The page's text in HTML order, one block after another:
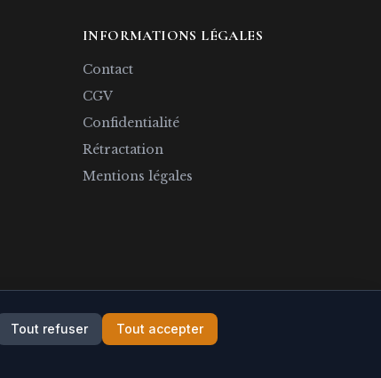
INFORMATIONS LÉGALES
Contact
CGV
Confidentialité
Rétractation
Mentions légales
Tout refuser Tout accepter